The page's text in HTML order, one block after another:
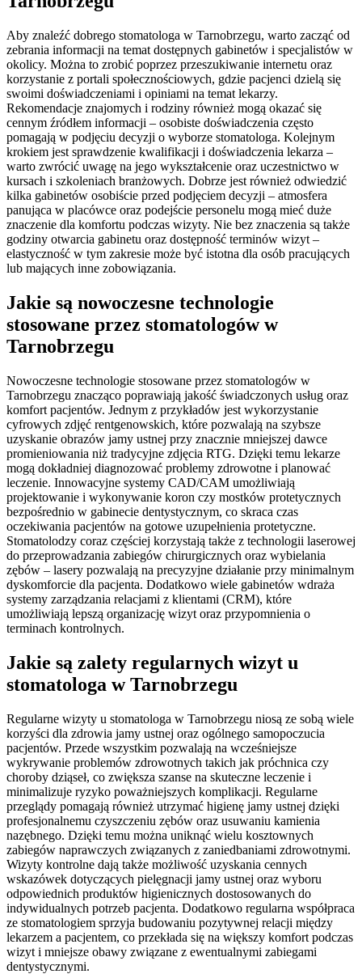
Aby znaleźć dobrego stomatologa w Tarnobrzegu, warto zacząć od
zebrania informacji na temat dostępnych gabinetów i specjalistów w
okolicy. Można to zrobić poprzez przeszukiwanie internetu oraz
korzystanie z portali społecznościowych, gdzie pacjenci dzielą się
swoimi doświadczeniami i opiniami na temat lekarzy.
Rekomendacje znajomych i rodziny również mogą okazać się
cennym źródłem informacji – osobiste doświadczenia często
pomagają w podjęciu decyzji o wyborze stomatologa. Kolejnym
krokiem jest sprawdzenie kwalifikacji i doświadczenia lekarza –
warto zwrócić uwagę na jego wykształcenie oraz uczestnictwo w
kursach i szkoleniach branżowych. Dobrze jest również odwiedzić
kilka gabinetów osobiście przed podjęciem decyzji – atmosfera
panująca w placówce oraz podejście personelu mogą mieć duże
znaczenie dla komfortu podczas wizyty. Nie bez znaczenia są także
godziny otwarcia gabinetu oraz dostępność terminów wizyt –
elastyczność w tym zakresie może być istotna dla osób pracujących
lub mających inne zobowiązania.
Jakie są nowoczesne technologie
stosowane przez stomatologów w
Tarnobrzegu
Nowoczesne technologie stosowane przez stomatologów w
Tarnobrzegu znacząco poprawiają jakość świadczonych usług oraz
komfort pacjentów. Jednym z przykładów jest wykorzystanie
cyfrowych zdjęć rentgenowskich, które pozwalają na szybsze
uzyskanie obrazów jamy ustnej przy znacznie mniejszej dawce
promieniowania niż tradycyjne zdjęcia RTG. Dzięki temu lekarze
mogą dokładniej diagnozować problemy zdrowotne i planować
leczenie. Innowacyjne systemy CAD/CAM umożliwiają
projektowanie i wykonywanie koron czy mostków protetycznych
bezpośrednio w gabinecie dentystycznym, co skraca czas
oczekiwania pacjentów na gotowe uzupełnienia protetyczne.
Stomatolodzy coraz częściej korzystają także z technologii laserowej
do przeprowadzania zabiegów chirurgicznych oraz wybielania
zębów – lasery pozwalają na precyzyjne działanie przy minimalnym
dyskomforcie dla pacjenta. Dodatkowo wiele gabinetów wdraża
systemy zarządzania relacjami z klientami (CRM), które
umożliwiają lepszą organizację wizyt oraz przypomnienia o
terminach kontrolnych.
Jakie są zalety regularnych wizyt u
stomatologa w Tarnobrzegu
Regularne wizyty u stomatologa w Tarnobrzegu niosą ze sobą wiele
korzyści dla zdrowia jamy ustnej oraz ogólnego samopoczucia
pacjentów. Przede wszystkim pozwalają na wcześniejsze
wykrywanie problemów zdrowotnych takich jak próchnica czy
choroby dziąseł, co zwiększa szanse na skuteczne leczenie i
minimalizuje ryzyko poważniejszych komplikacji. Regularne
przeglądy pomagają również utrzymać higienę jamy ustnej dzięki
profesjonalnemu czyszczeniu zębów oraz usuwaniu kamienia
nazębnego. Dzięki temu można uniknąć wielu kosztownych
zabiegów naprawczych związanych z zaniedbaniami zdrowotnymi.
Wizyty kontrolne dają także możliwość uzyskania cennych
wskazówek dotyczących pielęgnacji jamy ustnej oraz wyboru
odpowiednich produktów higienicznych dostosowanych do
indywidualnych potrzeb pacjenta. Dodatkowo regularna współpraca
ze stomatologiem sprzyja budowaniu pozytywnej relacji między
lekarzem a pacjentem, co przekłada się na większy komfort podczas
wizyt i mniejsze obawy związane z ewentualnymi zabiegami
dentystycznymi.